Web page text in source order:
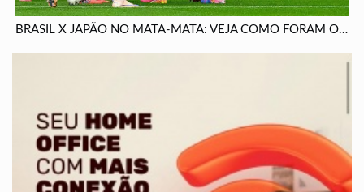
BRASIL X JAPÃO NO MATA-MATA: VEJA COMO FORAM OS ENCONTROS ENTRE AS SELEÇÕESS